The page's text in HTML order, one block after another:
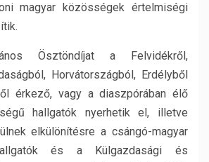
magyar közösségek értelmiségi
Ösztöndíjat a Felvidékről,
Horvátországból, Erdélyből
érkező, vagy a diaszpórában élő
hallgatók nyerhetik el, illetve
elkülönítésre a csángó-magyar
és a Külgazdasági és